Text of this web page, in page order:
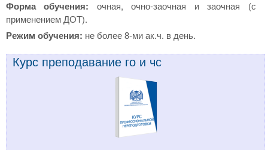
Форма обучения: очная, очно-заочная и заочная (с
применением ДОТ).
Режим обучения: не более 8-ми ак.ч. в день.
Курс преподавание го и чс